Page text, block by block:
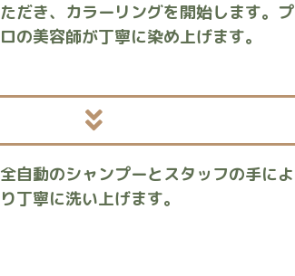
ただき、カラーリングを開始します。プ
ロの美容師が丁寧に染め上げます。
全自動のシャンプーとスタッフの手によ
り丁寧に洗い上げます。